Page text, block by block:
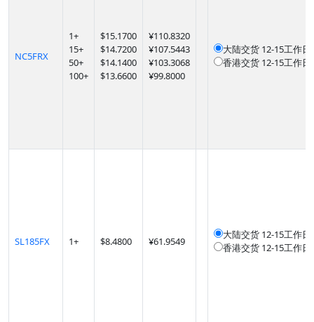
NC5FRX
1+
15+
50+
100+
$15.1700
$14.7200
$14.1400
$13.6600
¥110.8320
¥107.5443
¥103.3068
¥99.8000
大陆交货 12-15工作日
香港交货 12-15工作日
SL185FX 1+ $8.4800 ¥61.9549
大陆交货 12-15工作日
香港交货 12-15工作日